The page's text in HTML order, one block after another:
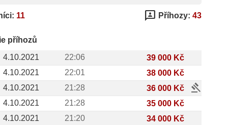
11 3p Příhozy: 43
příhozů
4.10.2021
22:06
39 000 Kč
4.10.2021
22:01
38 000 Kč
4.10.2021
21:28 36 000 Kč gavel
4.10.2021 21:28
35 000 Kč
4.10.2021
21:20
34 000 Kč